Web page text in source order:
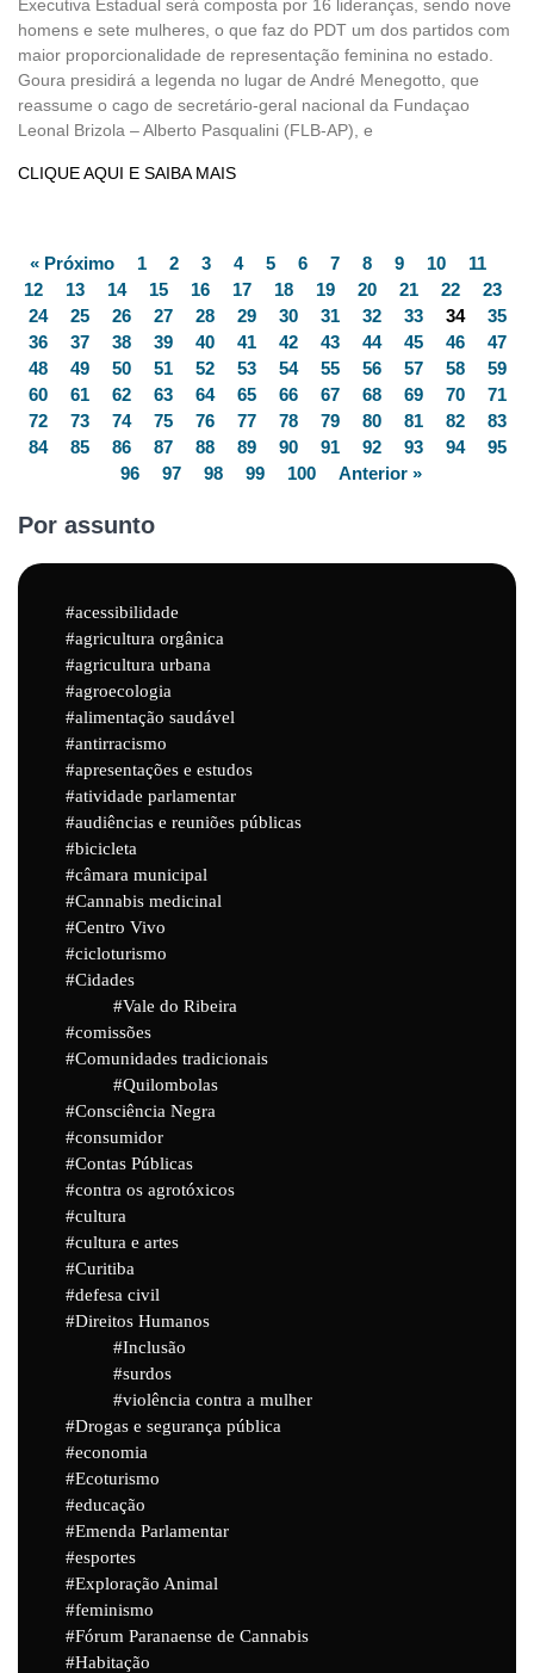
Executiva Estadual será composta por 16 lideranças, sendo nove
homens e sete mulheres, o que faz do PDT um dos partidos com
maior proporcionalidade de representação feminina no estado.
Goura presidirá a legenda no lugar de André Menegotto, que
reassume o cago de secretário-geral nacional da Fundaçao
Leonal Brizola – Alberto Pasqualini (FLB-AP), e
CLIQUE AQUI E SAIBA MAIS
« Próximo 1 2 3 4 5 6 7 8 9 10
11
12
13 14 15 16 17 18 19 20 21 22
23
24
25 26 27 28 29 30 31 32 33 34
35
36
37 38 39 40 41 42 43 44 45 46
47
48
49 50 51 52 53 54 55 56 57 58
59
60
61 62 63 64 65 66 67 68 69 70
71
72
73 74 75 76 77 78 79 80 81 82
83
84
85 86 87 88 89 90 91 92 93 94
95
96
97 98 99 100 Anterior »
Por assunto
acessibilidade
agricultura orgânica
agricultura urbana
agroecologia
alimentação saudável
antirracismo
apresentações e estudos
atividade parlamentar
audiências e reuniões públicas
bicicleta
câmara municipal
Cannabis medicinal
Centro Vivo
cicloturismo
Cidades
Vale do Ribeira
comissões
Comunidades tradicionais
Quilombolas
Consciência Negra
consumidor
Contas Públicas
contra os agrotóxicos
cultura
cultura e artes
Curitiba
defesa civil
Direitos Humanos
Inclusão
surdos
violência contra a mulher
Drogas e segurança pública
economia
Ecoturismo
educação
Emenda Parlamentar
esportes
Exploração Animal
feminismo
Fórum Paranaense de Cannabis
Habitação